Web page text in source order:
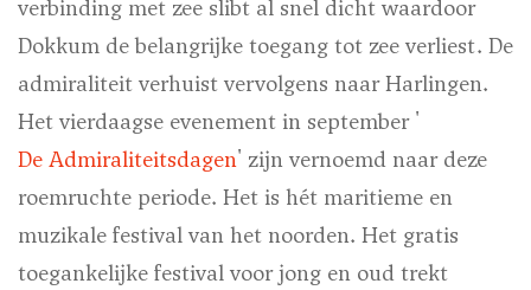
verbinding met zee slibt al snel dicht waardoor
Dokkum de belangrijke toegang tot zee verliest. De
admiraliteit verhuist vervolgens naar Harlingen.
Het vierdaagse evenement in september '
De Admiraliteitsdagen' zijn vernoemd naar deze
roemruchte periode. Het is hét maritieme en
muzikale festival van het noorden. Het gratis
toegankelijke festival voor jong en oud trekt